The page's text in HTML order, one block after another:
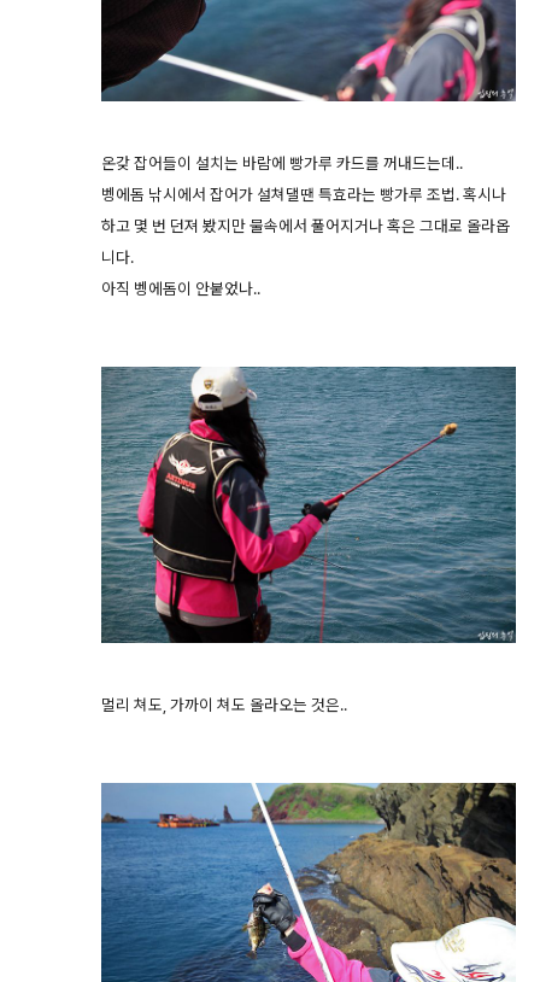
온갖 잡어들이 설치는 바람에 빵가루 카드를 꺼내드는데..
벵에돔 낚시에서 잡어가 설쳐댈땐 특효라는 빵가루 조법. 혹시나
하고 몇 번 던져 봤지만 물속에서 풀어지거나 혹은 그대로 올라옵
니다.
아직 벵에돔이 안붙었나..
멀리 쳐도, 가까이 쳐도 올라오는 것은..